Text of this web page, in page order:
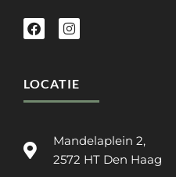
LOCATIE
Mandelaplein 2,
2572 HT Den Haag